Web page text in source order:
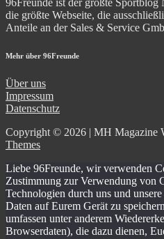
die größte Webseite, die
Anteile an der Sales & Service
Mehr über 96Freunde
Über uns
Impressum
Datenschutz
Copyright © 2026 | MH Magazine
Themes
Liebe 96Freunde, wir verwenden
Zustimmung zur Verwendung von
Technologien durch uns und
Daten auf Eurem Gerät zu
umfassen unter anderem
Browserdaten), die dazu dienen,